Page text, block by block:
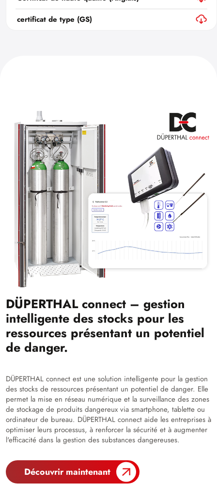
certificat de type (GS)
DÜPERTHAL connect – gestion
intelligente des stocks pour les
ressources présentant un potentiel
de danger.
DÜPERTHAL connect est une solution intelligente pour la gestion
des stocks de ressources présentant un potentiel de danger. Elle
permet la mise en réseau numérique et la surveillance des zones
de stockage de produits dangereux via smartphone, tablette ou
ordinateur de bureau. DÜPERTHAL connect aide les entreprises à
optimiser leurs processus, à renforcer la sécurité et à augmenter
l'efficacité dans la gestion des substances dangereuses.
Découvrir maintenant